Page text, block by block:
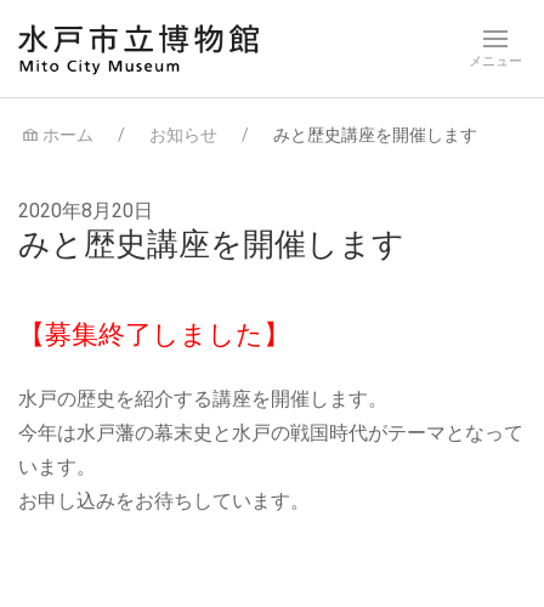
ホーム お知らせ みと歴史講座を開催します
2020年8月20日
みと歴史講座を開催します
【募集終了しました】
水戸の歴史を紹介する講座を開催します。
今年は水戸藩の幕末史と水戸の戦国時代がテーマとなって
います。
お申し込みをお待ちしています。